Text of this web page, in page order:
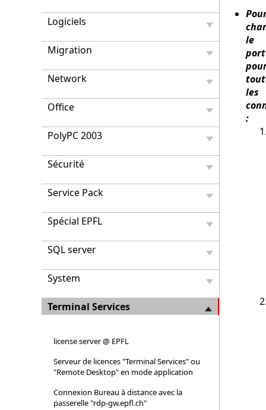
Logiciels
Migration
Network
Office
PolyPC 2003
Sécurité
Service Pack
Spécial EPFL
SQL server
System
Terminal Services
license server @ EPFL
Serveur de licences "Terminal Services" ou
"Remote Desktop" en mode application
Connexion Bureau à distance avec la
passerelle "rdp-gw.epfl.ch"
le
port
les
: